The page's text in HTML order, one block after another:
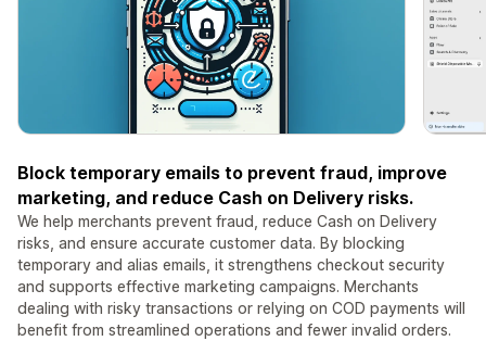
Block temporary emails to prevent fraud, improve
marketing, and reduce Cash on Delivery risks.
We help merchants prevent fraud, reduce Cash on Delivery
risks, and ensure accurate customer data. By blocking
temporary and alias emails, it strengthens checkout security
and supports effective marketing campaigns. Merchants
dealing with risky transactions or relying on COD payments will
benefit from streamlined operations and fewer invalid orders.